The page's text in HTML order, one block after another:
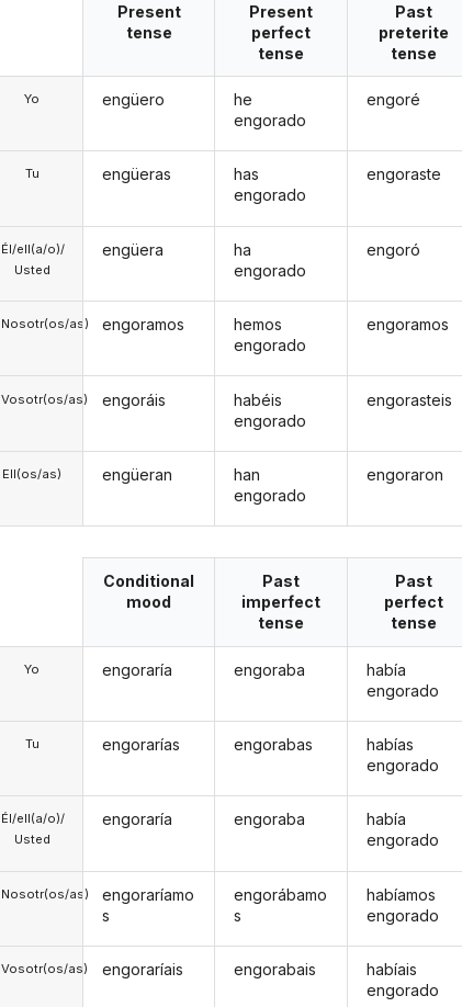
Yo
Tu
Él/ell(a/o)/
Usted
Nosotr(os/as)
Vosotr(os/as)
Ell(os/as)
Present
tense
engüero
engüeras
engüera
engoramos
engoráis
engüeran
Present
perfect
tense
he
engorado
has
engorado
ha
engorado
hemos
engorado
habéis
engorado
han
engorado
Past
preterite
tense
engoré
engoraste
engoró
engoramos
engorasteis
engoraron
Yo
Tu
Él/ell(a/o)/
Usted
Nosotr(os/as)
Vosotr(os/as)
Conditional
mood
engoraría
engorarías
engoraría
engoraríamo
s
engoraríais
Past
imperfect
tense
engoraba
engorabas
engoraba
engorábamo
s
engorabais
Past
perfect
tense
había
engorado
habías
engorado
había
engorado
habíamos
engorado
habíais
engorado